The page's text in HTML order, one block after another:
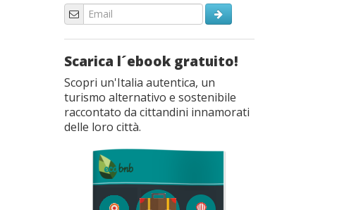
Scarica l´ebook gratuito!
Scopri un'Italia autentica, un
turismo alternativo e sostenibile
raccontato da cittandini innamorati
delle loro città.